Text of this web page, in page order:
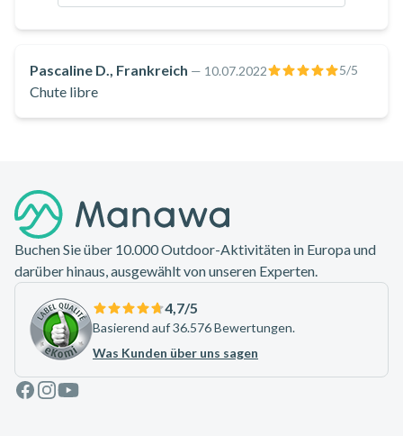
Zögern Sie nicht länger und kommen Sie zu LUXFLY Indoor
Skydive in Belgien, in der Nähe von Luxemburg, um Ihre erste
Erfahrung in einem Freifallsimulator zu machen!
Pascaline D., Frankreich — 10.07.2022 5/5
Chute libre
Buchen Sie über 10.000 Outdoor-Aktivitäten in Europa und
darüber hinaus, ausgewählt von unseren Experten.
4,7/5
Basierend auf 36.576 Bewertungen.
Was Kunden über uns sagen
Facebook
Instagram
Youtube